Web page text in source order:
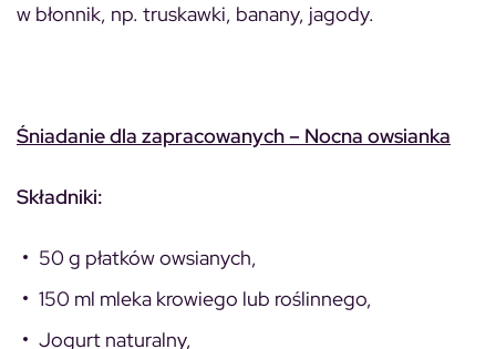
w błonnik, np. truskawki, banany, jagody.
Śniadanie dla zapracowanych – Nocna owsianka
Składniki:
50 g płatków owsianych,
150 ml mleka krowiego lub roślinnego,
Jogurt naturalny,